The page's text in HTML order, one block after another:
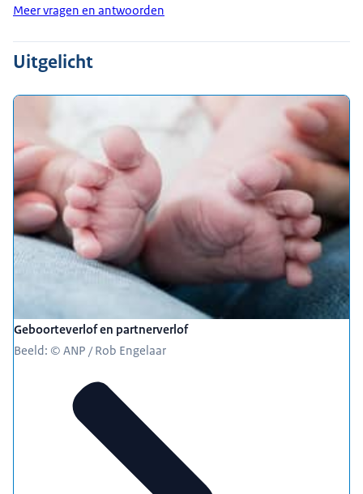
Meer vragen en antwoorden
Uitgelicht
Geboorteverlof en partnerverlof
Beeld: © ANP / Rob Engelaar